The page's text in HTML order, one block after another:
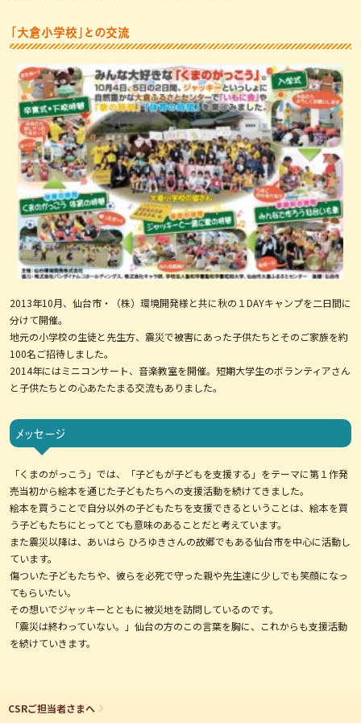
「大倉小学校」との交流
2013年10月、仙台市・（株）環境開発様と共に秋の１DAYキャンプを二日間に
分けて開催。
地元の小学校の生徒と先生方、震災で被害にあった子供たちとそのご家族を約
100名ご招待しました。
2014年にはミニコンサート、音楽教室を開催。短期大学生のボランティアさん
と子供たちとの心あたたまる交流もありました。
メッセージ
「くまのがっこう」では、「子どもが子どもを支援する」をテーマに第１作発
売当初から絵本を通じた子どもたちへの支援活動を続けてきました。
絵本を買うことで自分以外の子どもたちを支援できるということは、絵本を買
う子どもたちにとってとても意味のあることだと考えています。
また震災以降は、あいはら ひろゆきさんの故郷でもある仙台市を中心に活動し
ています。
傷ついた子どもたちや、彼らを必死で守った親や先生達に少しでも笑顔になっ
てもらいたい。
その想いでジャッキーとともに被災地を訪問しているのです。
「震災は終わっていない。」仙台の方のこの言葉を胸に、これからも支援活動
を続けていきます。
CSRご担当者さまへ